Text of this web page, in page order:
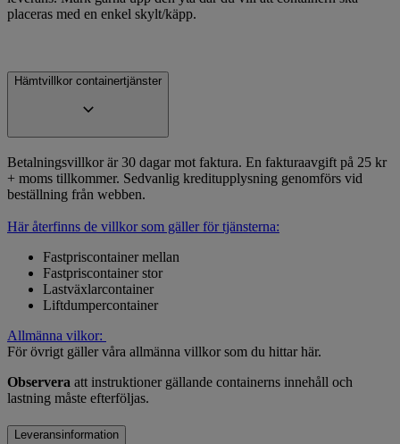
placeras med en enkel skylt/käpp.
Hämtvillkor containertjänster
Betalningsvillkor är 30 dagar mot faktura. En fakturaavgift på 25 kr
+ moms tillkommer. Sedvanlig kreditupplysning genomförs vid
beställning från webben.
Här återfinns de villkor som gäller för tjänsterna:
Fastpriscontainer mellan
Fastpriscontainer stor
Lastväxlarcontainer
Liftdumpercontainer
Allmänna vilkor:
För övrigt gäller våra allmänna villkor som du hittar här.
Observera att instruktioner gällande containerns innehåll och
lastning måste efterföljas.
Leveransinformation